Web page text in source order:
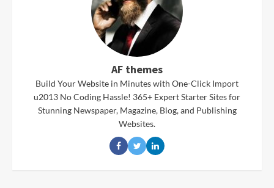
AF themes
Build Your Website in Minutes with One-Click Import
u2013 No Coding Hassle! 365+ Expert Starter Sites for
Stunning Newspaper, Magazine, Blog, and Publishing
Websites.